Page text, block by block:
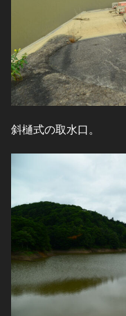
斜樋式の取水口。